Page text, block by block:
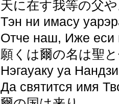
天に在す我等の父
Тэн ни имасу
Отче наш, Иже еси
願くは爾の名は聖
Нэгауаку уа
Да святится имя